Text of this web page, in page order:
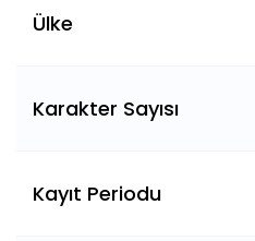
Ülke
Karakter Sayısı
Kayıt Periodu